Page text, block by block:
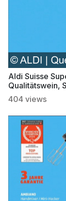
Aldi Suisse
Qualitätswein,
404 views